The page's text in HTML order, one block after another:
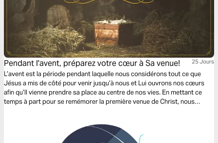
Pendant l'avent, préparez votre cœur à Sa venue! 25 Jours
L’avent est la période pendant laquelle nous considérons tout ce que
Jésus a mis de côté pour venir jusqu’à nous et Lui ouvrons nos cœurs
afin qu’Il vienne prendre sa place au centre de nos vies. En mettant ce
temps à part pour se remémorer la première venue de Christ, nous
aujourd’hui, et éveiller dans nos cœurs le désir de connaitre Jésus, le
bébé né à Noël qui a tout changé.